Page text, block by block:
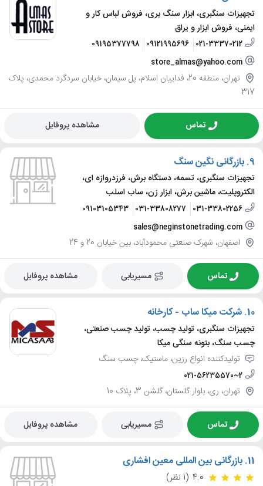
تجهیزات سنگبری، ابزار سنگ بری، فروش لباس کار و
ایمنی، فروش ابزار و یراق
021-33370212
09121995696
09195377798
store_almas@yahoo.com
تهران، منطقه 20، فداییان اسلام، پل سیمان، خیابان سردگرد محمدی، پلاک
317
تماس مشاهده پروفایل
9. بازرگانی نگین سنگ
تجهیزات سنگبری، تسمه، دستگاه برش، فرزدروازه ای،
الکتروپلیت، ماشین برش، ابزار زن، ساب اسلب
031-33802256
031-33808277
09103105343
sales@neginstonetrading.com
اصفهان، شهرک صنعتی محمودآباد، بین خیابان 20 و 24
تماس مسیریابی مشاهده پروفایل
10. شرکت میکا ساب - کارخانه
تجهیزات سنگبری، تولید چسب، تولید چسب صنعتی،
چسب سنگ، بتونه سنگی میکا
تولیدکننده انواع رزین، ماستیک، چسب سنگ
021-56235570~2
تهران، ری، بلوار گلستان، گلشن 3، پلاک 10
تماس مسیریابی مشاهده پروفایل
11. بازرگانی بین المللی معین افشاری
4.0 (1 نظر)